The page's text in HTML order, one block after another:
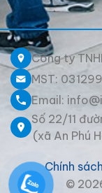
Công ty
MST:
Email:
Số 22/11
(xã An Phú
Chính
©